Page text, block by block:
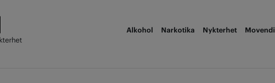
Alkohol Narkotika Nykterhet Movendi